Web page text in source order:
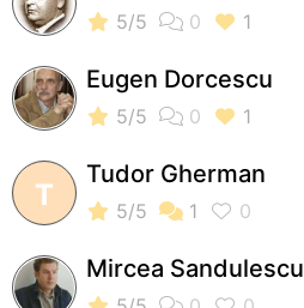
Eugen Dorcescu
T
Tudor Gherman
Mircea Sandulescu